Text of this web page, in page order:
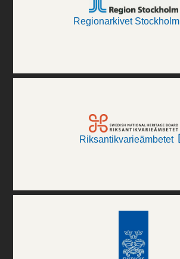
Regionarkivet Stockholm
Riksantikvarieämbetet